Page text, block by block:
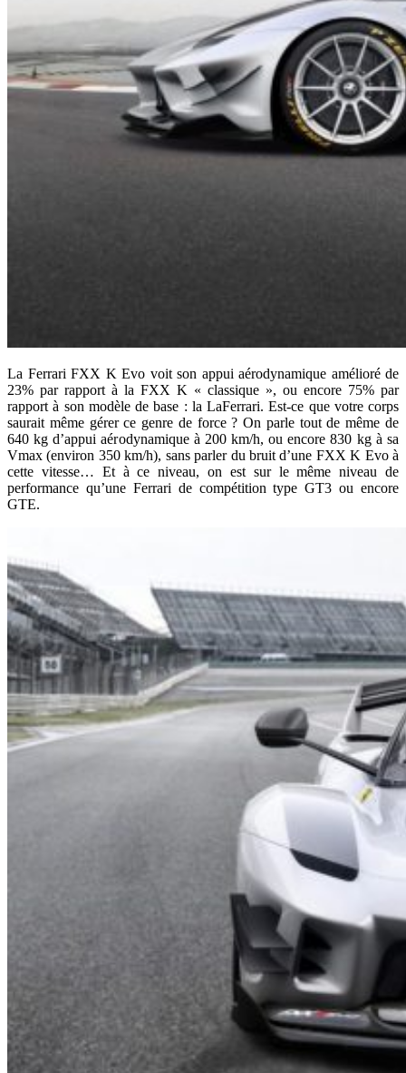
La Ferrari FXX K Evo voit son appui aérodynamique amélioré de
23% par rapport à la FXX K « classique », ou encore 75% par
rapport à son modèle de base : la LaFerrari. Est-ce que votre corps
saurait même gérer ce genre de force ? On parle tout de même de
640 kg d’appui aérodynamique à 200 km/h, ou encore 830 kg à sa
Vmax (environ 350 km/h), sans parler du bruit d’une FXX K Evo à
cette vitesse… Et à ce niveau, on est sur le même niveau de
performance qu’une Ferrari de compétition type GT3 ou encore
GTE.